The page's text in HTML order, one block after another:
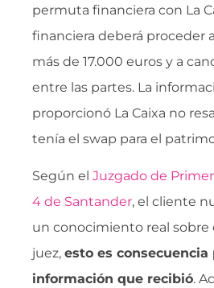
permuta financiera con La
financiera deberá proceder
más de 17.000 euros y a
entre las partes. La
proporcionó La Caixa no
tenía el swap para el
Según el Juzgado de
4 de Santander, el cliente
un conocimiento real sobre
juez, esto es consecuencia
información que recibió.